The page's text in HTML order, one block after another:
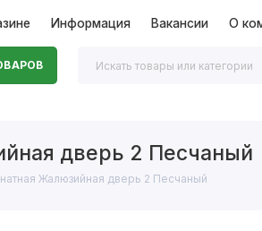
Информация Вакансии О
дверь 2 Песчаный
Жалюзийная дверь 2 Песчаный